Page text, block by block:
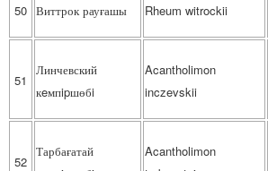
50 Виттрок рауғашы Rheum witrockii
51
Линчевский
кeмпipшөбi
Acantholimon
inczevskii
52
Тарбағатай
Acantholimon